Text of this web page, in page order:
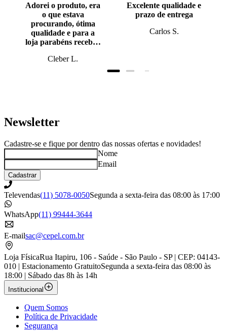
Adorei o produto, era
o que estava
procurando, ótima
qualidade e para a
loja parabéns recebi o
prazo, super bem
Cleber L.
Excelente qualidade e
prazo de entrega
Carlos S.
Newsletter
Cadastre-se e fique por dentro das nossas ofertas e novidades!
Nome
Email
Cadastrar
Televendas(11) 5078-0050Segunda a sexta-feira das 08:00 às 17:00
WhatsApp(11) 99444-3644
E-mailsac@cepel.com.br
Loja FísicaRua Itapiru, 106 - Saúde - São Paulo - SP | CEP: 04143-
010 | Estacionamento GratuitoSegunda a sexta-feira das 08:00 às
18:00 | Sábado das 8h às 14h
Institucional
Quem Somos
Política de Privacidade
Segurança